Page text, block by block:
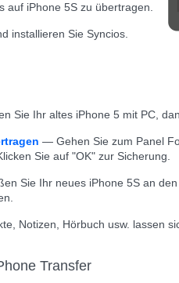
auf iPhone 5S zu übertragen.
installieren Sie Syncios.
Sie Ihr altes iPhone 5 mit PC,
— Gehen Sie zum Panel
Sie auf "OK" zur Sicherung.
Sie Ihr neues iPhone 5S an
Notizen, Hörbuch usw. lassen
Transfer